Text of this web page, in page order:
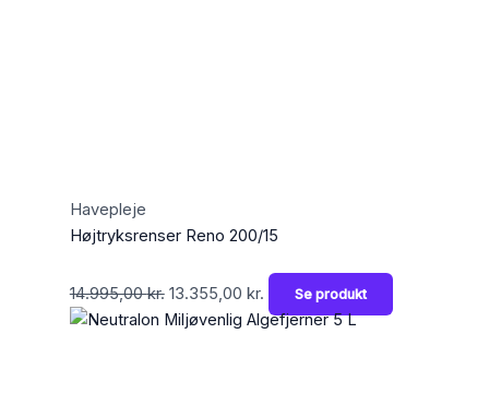
Havepleje
Højtryksrenser Reno 200/15
14.995,00kr. 13.355,00 kr. Se produkt